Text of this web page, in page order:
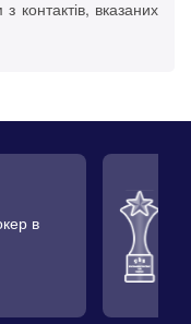
контактів, вказаних
в